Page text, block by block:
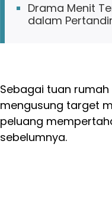
Drama Menit
dalam
Sebagai tuan
mengusung target
peluang
sebelumnya.